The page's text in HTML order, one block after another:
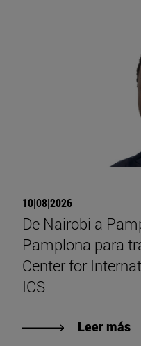
10|08|2026
De Nairobi a
Pamplona para
Center for
ICS
Leer más